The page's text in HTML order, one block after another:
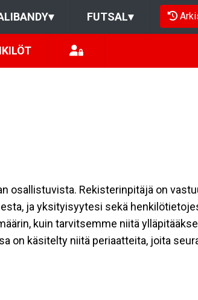
▾ FUTSAL▾
osallistuvista. Rekisterinpitäjä on
ja yksityisyytesi sekä
kuin tarvitsemme niitä
on käsitelty niitä periaatteita, joita